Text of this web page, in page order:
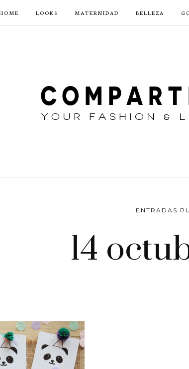
LOOKS MATERNIDAD BELLEZA
ENTRADAS
14